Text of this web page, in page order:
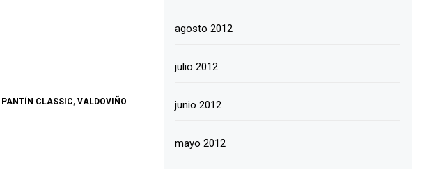
PANTÍN CLASSIC, VALDOVIÑO
agosto 2012
julio 2012
junio 2012
mayo 2012